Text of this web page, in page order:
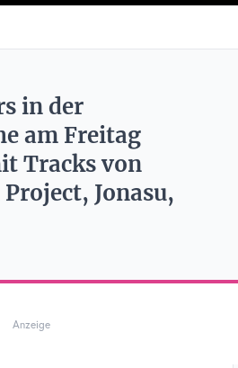
in der
am Freitag
Tracks von
Jonasu,
Anzeige